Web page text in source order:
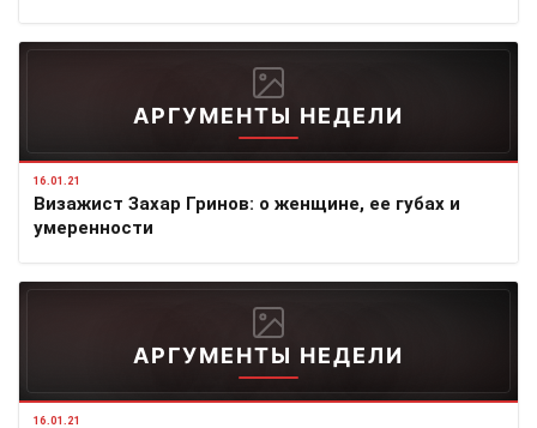
АРГУМЕНТЫ НЕДЕЛИ
16.01.21
Визажист Захар Гринов: о женщине, ее губах и
умеренности
АРГУМЕНТЫ НЕДЕЛИ
16.01.21